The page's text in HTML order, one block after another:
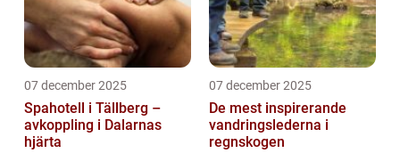
07 december 2025
Spahotell i Tällberg –
avkoppling i Dalarnas
hjärta
07 december 2025
De mest inspirerande
vandringslederna i
regnskogen